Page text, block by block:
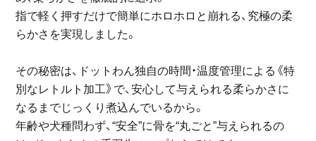
指で軽く押すだけで簡単にホロホロと崩れる、究極の柔
らかさを実現しました。
その秘密は、ドットわん独自の時間・温度管理による《特
別なレトルト加工》で、安心して与えられる柔らかさに
なるまでじっくり煮込んでいるから。
年齢や犬種問わず、“安全”に骨を“丸ごと”与えられるの